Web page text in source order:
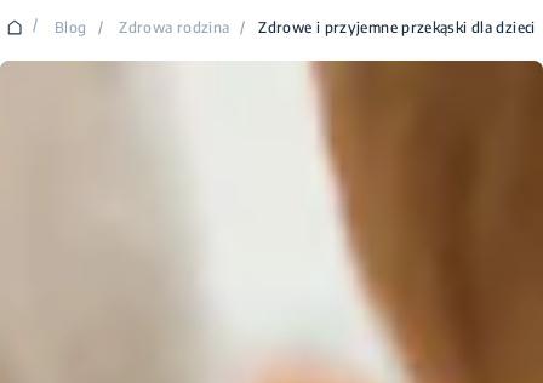
/ Blog / Zdrowa rodzina / Zdrowe i przyjemne przekąski dla dzieci